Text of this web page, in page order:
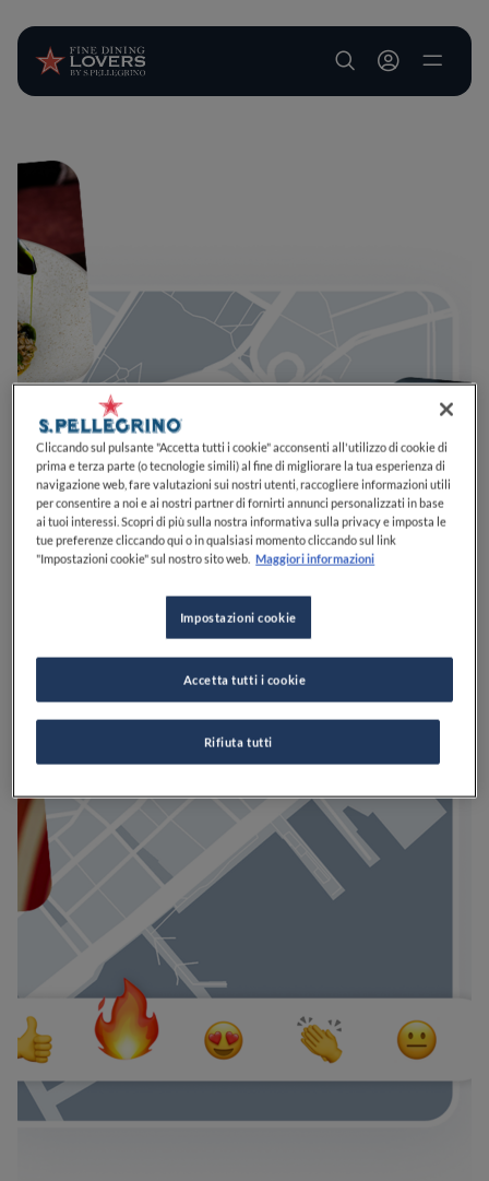
User account
Cliccando sul pulsante "Accetta tutti i cookie" acconsenti all'utilizzo di cookie di
prima e terza parte (o tecnologie simili) al fine di migliorare la tua esperienza di
navigazione web, fare valutazioni sui nostri utenti, raccogliere informazioni utili
per consentire a noi e ai nostri partner di fornirti annunci personalizzati in base
ai tuoi interessi. Scopri di più sulla nostra informativa sulla privacy e imposta le
tue preferenze cliccando qui o in qualsiasi momento cliccando sul link
"Impostazioni cookie" sul nostro sito web. Maggiori informazioni
Impostazioni cookie
Rifiuta tutti
Accetta tutti i cookie